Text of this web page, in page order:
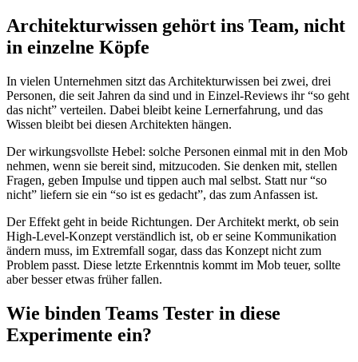
Architekturwissen gehört ins Team, nicht
in einzelne Köpfe
In vielen Unternehmen sitzt das Architekturwissen bei zwei, drei
Personen, die seit Jahren da sind und in Einzel-Reviews ihr “so geht
das nicht” verteilen. Dabei bleibt keine Lernerfahrung, und das
Wissen bleibt bei diesen Architekten hängen.
Der wirkungsvollste Hebel: solche Personen einmal mit in den Mob
nehmen, wenn sie bereit sind, mitzucoden. Sie denken mit, stellen
Fragen, geben Impulse und tippen auch mal selbst. Statt nur “so
nicht” liefern sie ein “so ist es gedacht”, das zum Anfassen ist.
Der Effekt geht in beide Richtungen. Der Architekt merkt, ob sein
High-Level-Konzept verständlich ist, ob er seine Kommunikation
ändern muss, im Extremfall sogar, dass das Konzept nicht zum
Problem passt. Diese letzte Erkenntnis kommt im Mob teuer, sollte
aber besser etwas früher fallen.
Wie binden Teams Tester in diese
Experimente ein?